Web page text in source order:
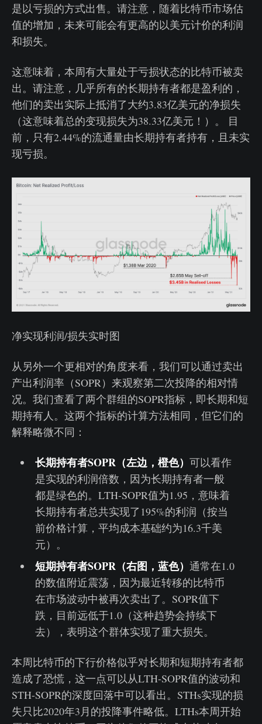
是以亏损的方式出售。请注意，随着比特币市场估
值的增加，未来可能会有更高的以美元计价的利润
和损失。
这意味着，本周有大量处于亏损状态的比特币被卖
出。请注意，几乎所有的长期持有者都是盈利的，
他们的卖出实际上抵消了大约3.83亿美元的净损失
（这意味着总的变现损失为38.33亿美元！）。 目
前，只有2.44%的流通量由长期持有者持有，且未实
现亏损。
净实现利润/损失实时图
从另外一个更相对的角度来看，我们可以通过卖出
产出利润率（SOPR）来观察第二次投降的相对情
况。我们查看了两个群组的SOPR指标，即长期和短
期持有人。这两个指标的计算方法相同，但它们的
解释略微不同：
长期持有者SOPR（左边，橙色） 可以看作
是实现的利润倍数，因为长期持有者一般
都是绿色的。LTH-SOPR值为1.95，意味着
长期持有者总共实现了195%的利润（按当
前价格计算，平均成本基础约为16.3千美
元）。
短期持有者SOPR（右图，蓝色） 通常在1.0
的数值附近震荡，因为最近转移的比特币
在市场波动中被再次卖出了。SOPR值下
跌，目前远低于1.0（这种趋势会持续下
去），表明这个群体实现了重大损失。
本周比特币的下行价格似乎对长期和短期持有者都
造成了恐慌，这一点可以从LTH-SOPR值的波动和
STH-SOPR的深度回落中可以看出。STHs实现的损
失只比2020年3月的投降事件略低。LTHs本周开始